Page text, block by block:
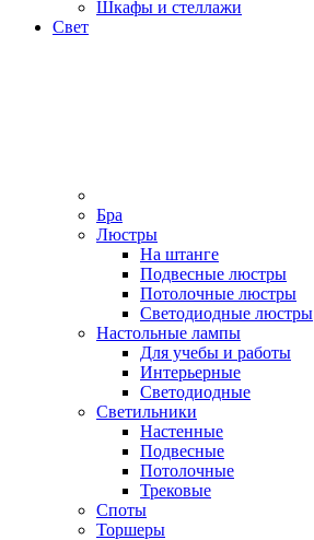
Шкафы и стеллажи
Свет
Бра
Люстры
На штанге
Подвесные люстры
Потолочные люстры
Светодиодные люстры
Настольные лампы
Для учебы и работы
Интерьерные
Светодиодные
Светильники
Настенные
Подвесные
Потолочные
Трековые
Споты
Торшеры